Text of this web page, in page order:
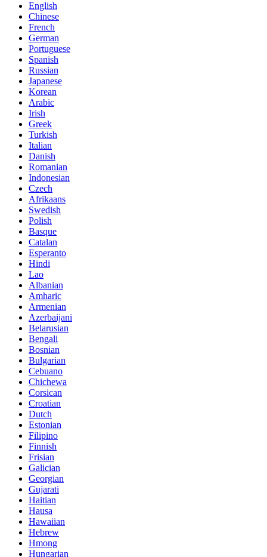
English
Chinese
French
German
Portuguese
Spanish
Russian
Japanese
Korean
Arabic
Irish
Greek
Turkish
Italian
Danish
Romanian
Indonesian
Czech
Afrikaans
Swedish
Polish
Basque
Catalan
Esperanto
Hindi
Lao
Albanian
Amharic
Armenian
Azerbaijani
Belarusian
Bengali
Bosnian
Bulgarian
Cebuano
Chichewa
Corsican
Croatian
Dutch
Estonian
Filipino
Finnish
Frisian
Galician
Georgian
Gujarati
Haitian
Hausa
Hawaiian
Hebrew
Hmong
Hungarian